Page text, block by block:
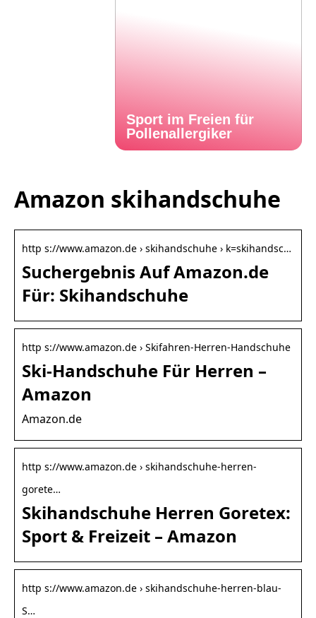
Sport im Freien für
Pollenallergiker
Amazon skihandschuhe
http s://www.amazon.de › skihandschuhe › k=skihandsc…
Suchergebnis Auf Amazon.de
Für: Skihandschuhe
http s://www.amazon.de › Skifahren-Herren-Handschuhe
Ski-Handschuhe Für Herren –
Amazon
Amazon.de
http s://www.amazon.de › skihandschuhe-herren-
gorete…
Skihandschuhe Herren Goretex:
Sport & Freizeit – Amazon
http s://www.amazon.de › skihandschuhe-herren-blau-
S…